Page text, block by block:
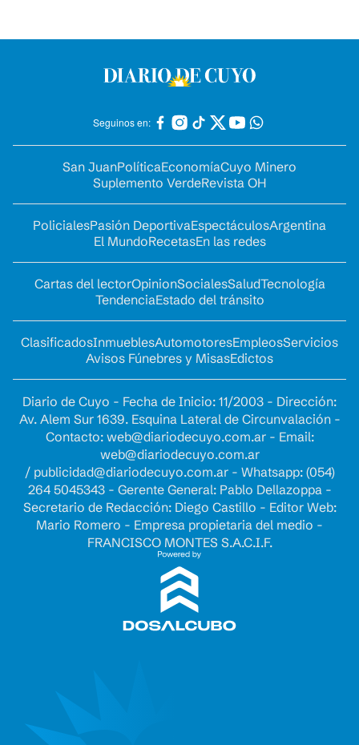
Seguinos en:
San JuanPolíticaEconomíaCuyo Minero
Suplemento VerdeRevista OH
PolicialesPasión DeportivaEspectáculosArgentina
El MundoRecetasEn las redes
Cartas del lectorOpinionSocialesSaludTecnología
TendenciaEstado del tránsito
ClasificadosInmueblesAutomotoresEmpleosServicios
Avisos Fúnebres y MisasEdictos
Diario de Cuyo - Fecha de Inicio: 11/2003 - Dirección:
Av. Alem Sur 1639. Esquina Lateral de Circunvalación -
Contacto: web@diariodecuyo.com.ar- Email:
web@diariodecuyo.com.ar
/ publicidad@diariodecuyo.com.ar- Whatsapp: (054)
264 5045343 - Gerente General: Pablo Dellazoppa -
Secretario de Redacción: Diego Castillo - Editor Web:
Mario Romero - Empresa propietaria del medio -
FRANCISCO MONTES S.A.C.I.F.